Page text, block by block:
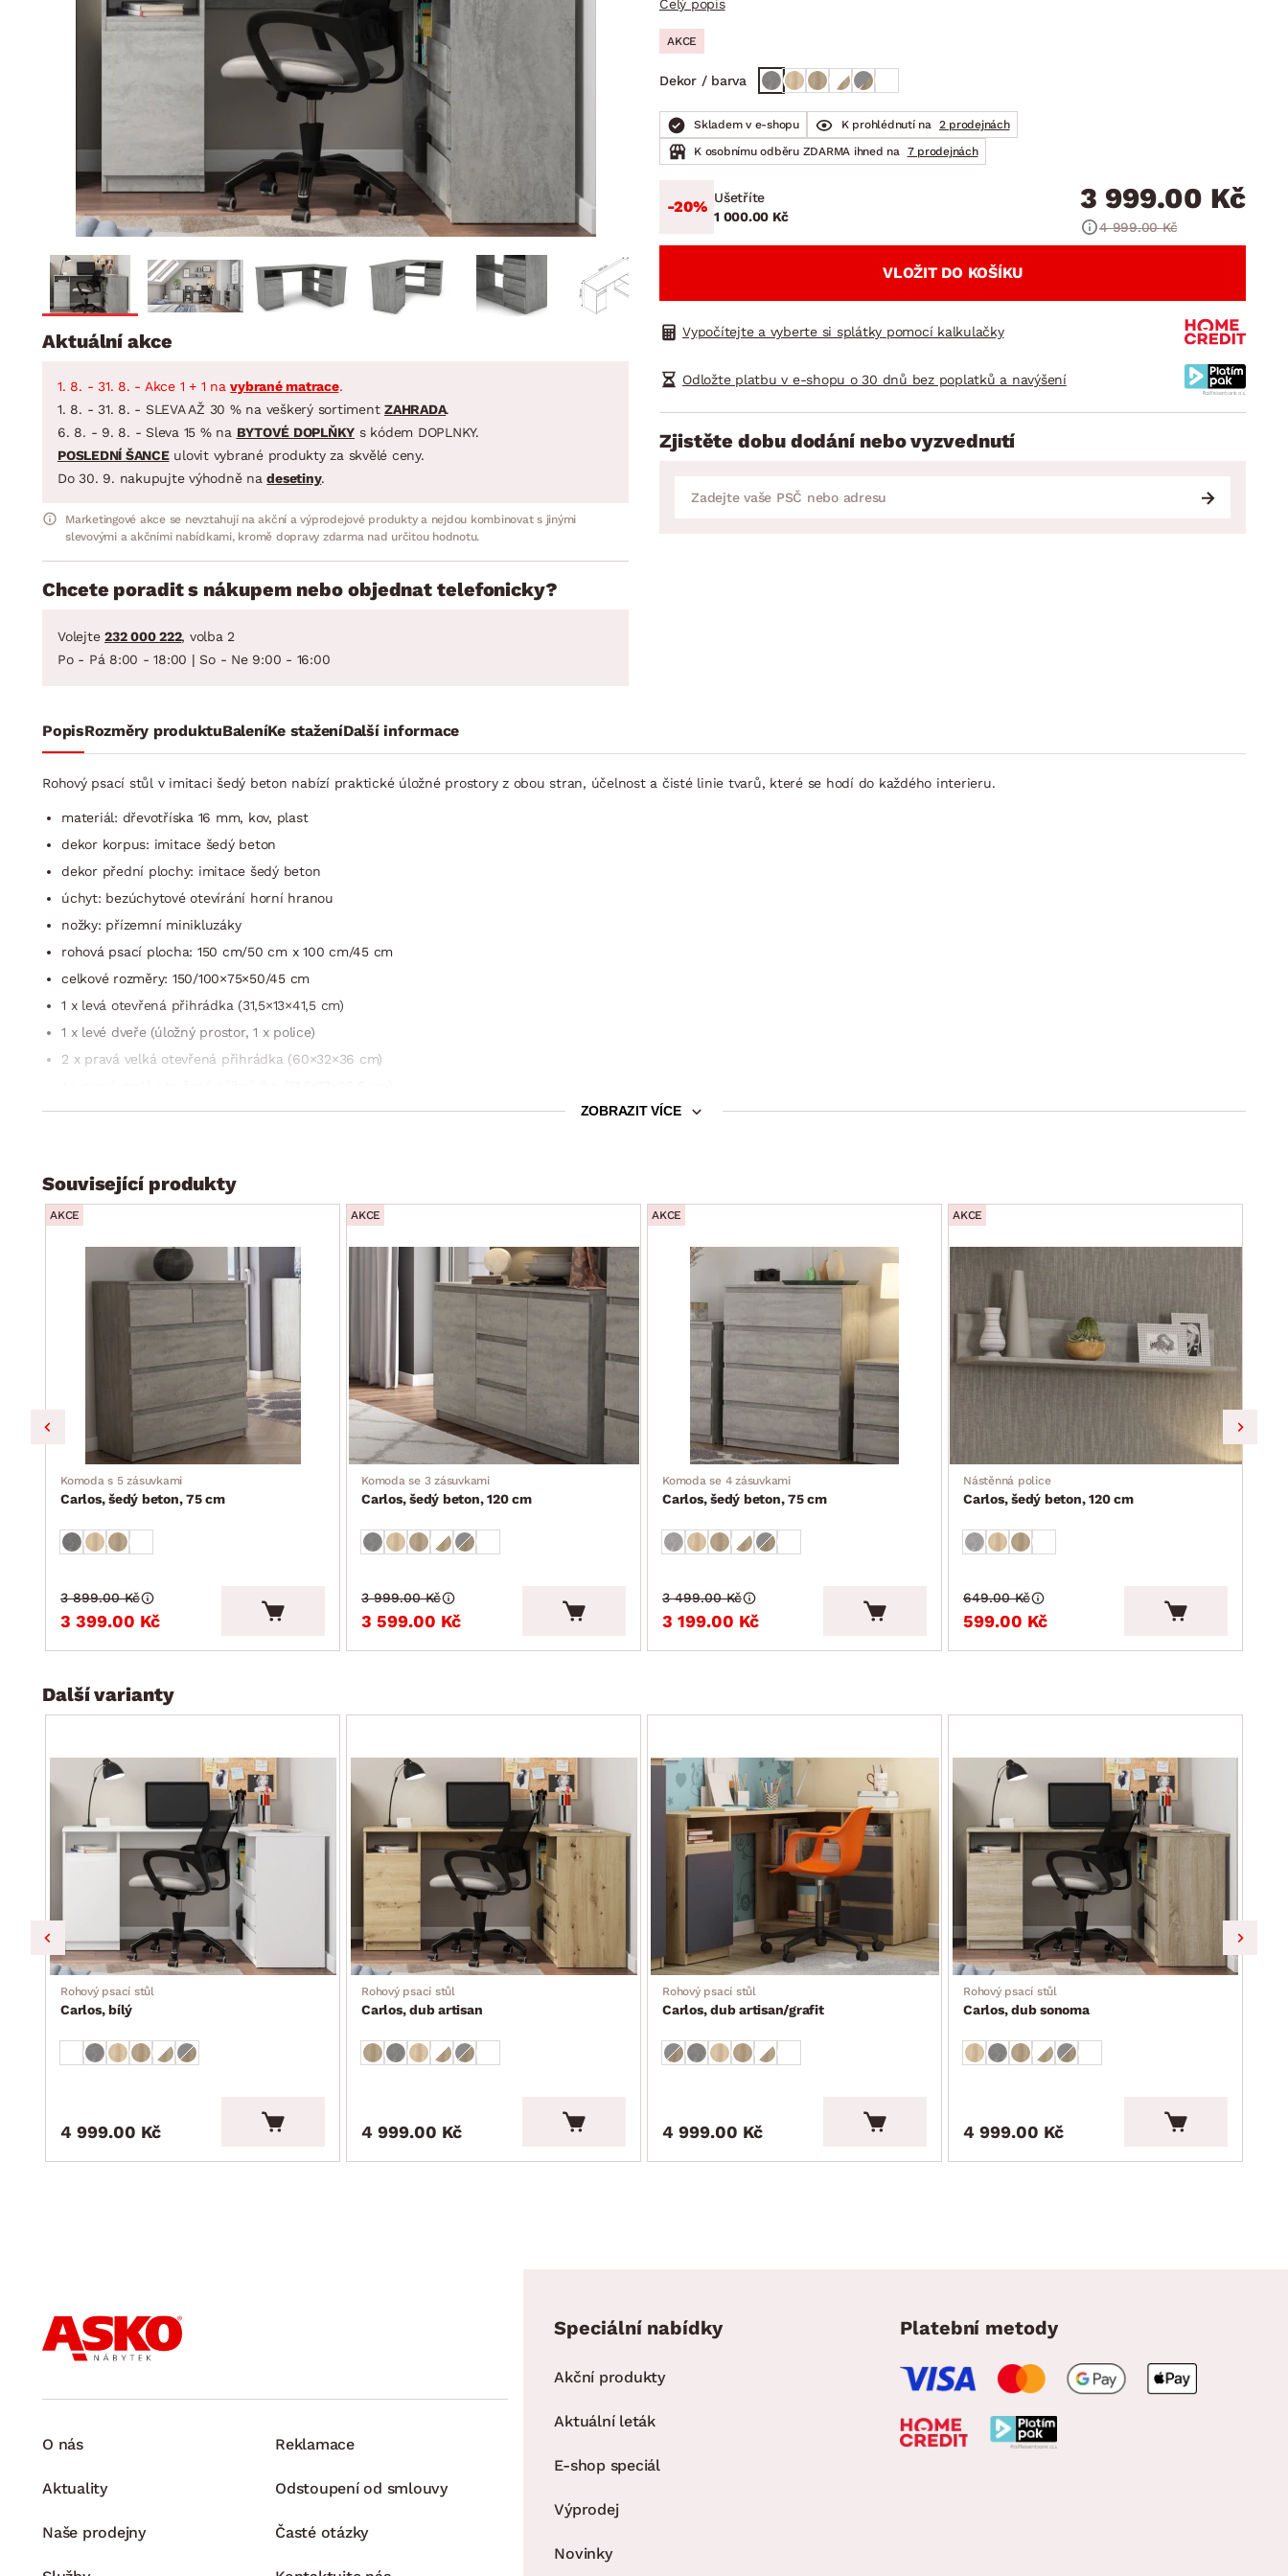
Dětský pokoj
Předsíň, šatna a chodba
Zahrada
Domácnost
BYTOVÝ TEXTIL
Zobrazit vše
STOLOVÁNÍ A VAŘENÍ
Jídelní servis
Příbory
Hrnce
Pánve
Zobrazit vše
DOMÁCÍ SPOTŘEBIČE
VELIKONOCE
Koupelnové sestavy
Jídelní sestavy
Zahradní sestavy
Celý popis
AKCE
Dekor / barva
Skladem v e-shopu K prohlédnutí na 2 prodejnách
K osobnímu odběru ZDARMA ihned na 7 prodejnách
-20% Ušetříte
1 000.00 Kč
3 999.00 Kč
4 999.00 Kč
VLOŽIT DO KOŠÍKU
Vypočítejte a vyberte si splátky pomocí kalkulačky
Odložte platbu v e-shopu o 30 dnů bez poplatků a navýšení
Zjistěte dobu dodání nebo vyzvednutí
Aktuální akce
1. 8. - 31. 8. - Akce 1 + 1 navybrané matrace.
1. 8. - 31. 8. - SLEVA AŽ 30 % na veškerý sortiment ZAHRADA.
6. 8. - 9. 8. - Sleva 15 % na BYTOVÉ DOPLŇKY s kódem DOPLNKY.
POSLEDNÍ ŠANCEulovit vybrané produkty za skvělé ceny.
Do 30. 9. nakupujte výhodně nadesetiny.
Marketingové akce se nevztahují na akční a výprodejové produkty a nejdou kombinovat s jinými
slevovými a akčními nabídkami, kromě dopravy zdarma nad určitou hodnotu.
Chcete poradit s nákupem nebo objednat telefonicky?
Volejte 232 000 222, volba 2
Po - Pá 8:00 - 18:00 | So - Ne 9:00 - 16:00
PopisRozměry produktuBaleníKe staženíDalší informace
Rohový psací stůl v imitaci šedý beton nabízí praktické úložné prostory z obou stran, účelnost a čisté linie tvarů, které se hodí do každého interieru.
materiál: dřevotříska 16 mm, kov, plast
dekor korpus: imitace šedý beton
dekor přední plochy: imitace šedý beton
úchyt: bezúchytové otevírání horní hranou
nožky: přízemní minikluzáky
rohová psací plocha: 150 cm/50 cm x 100 cm/45 cm
celkové rozměry: 150/100×75×50/45 cm
1 x levá otevřená přihrádka (31,5×13×41,5 cm)
1 x levé dveře (úložný prostor, 1 x police)
2 x pravá velká otevřená přihrádka (60×32×36 cm)
3 x zásuvka
prostorný
univerzální do každého interieru
dodáváno v demontu
ZOBRAZIT VÍCE
Související produkty
AKCE
Komoda s 5 zásuvkami
Carlos, šedý beton, 75 cm
3 399.00 Kč
3 899.00 Kč
AKCE
Komoda se 3 zásuvkami
Carlos, šedý beton, 120 cm
3 599.00 Kč
3 999.00 Kč
AKCE
Komoda se 4 zásuvkami
Carlos, šedý beton, 75 cm
3 199.00 Kč
3 499.00 Kč
AKCE
Nástěnná police
Carlos, šedý beton, 120 cm
599.00 Kč
649.00 Kč
Další varianty
Rohový psací stůl
Carlos, bílý
4 999.00 Kč
Rohový psací stůl
Carlos, dub artisan
4 999.00 Kč
Rohový psací stůl
Carlos, dub artisan/grafit
4 999.00 Kč
Rohový psací stůl
Carlos, dub sonoma
4 999.00 Kč
O nás
Aktuality
Naše prodejny
Reklamace
Odstoupení od smlouvy
Časté otázky
Speciální nabídky
Akční produkty
Aktuální leták
E-shop speciál
Výprodej
Novinky
Platební metody